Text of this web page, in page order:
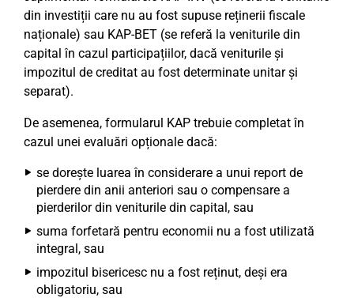
din investiții care nu au fost supuse reținerii fiscale
naționale) sau KAP-BET (se referă la veniturile din
capital în cazul participațiilor, dacă veniturile și
impozitul de creditat au fost determinate unitar și
separat).
De asemenea, formularul KAP trebuie completat în
cazul unei evaluări opționale dacă:
se dorește luarea în considerare a unui report de
pierdere din anii anteriori sau o compensare a
pierderilor din veniturile din capital, sau
suma forfetară pentru economii nu a fost utilizată
integral, sau
impozitul bisericesc nu a fost reținut, deși era
obligatoriu, sau